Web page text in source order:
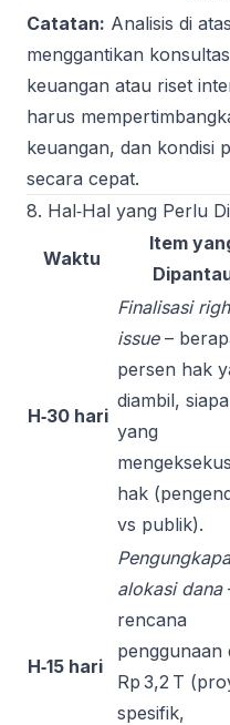
Catatan: Analisis di
menggantikan
keuangan atau riset
harus
keuangan, dan kondisi
secara cepat.
8. Hal‑Hal yang Perlu
Waktu
Item
H‑30 hari
Finalisasi
issue–
persen hak
diambil, siapa
yang
hak
vs publik).
H‑15 hari
alokasi dana
rencana
penggunaan
Rp 3,2 T
spesifik,